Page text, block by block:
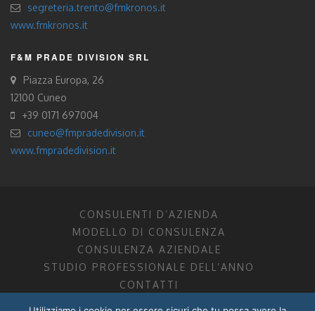
segreteria.trento@fmkronos.it
www.fmkronos.it
F&M PRADE DIVISION SRL
Piazza Europa, 26
12100 Cuneo
+39 0171 697004
cuneo@fmpradedivision.it
www.fmpradedivision.it
CONSULENTI D’AZIENDA
MODELLO DI CONSULENZA
CONSULENZA AZIENDALE
STUDIO PROFESSIONALE DELL’ANNO
CONTATTI